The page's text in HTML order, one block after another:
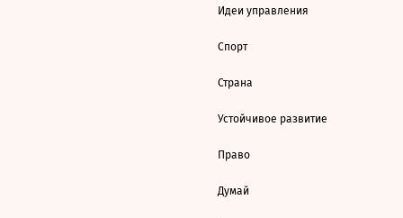
Идеи управления
Спорт
Страна
Устойчивое развитие
Право
Думай